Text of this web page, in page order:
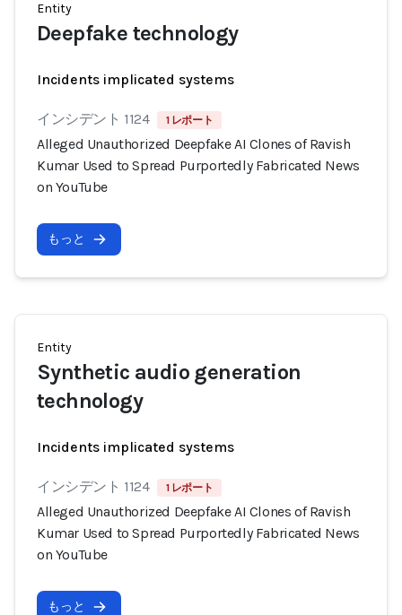
Entity
Deepfake technology
Incidents implicated systems
インシデント 1124 1 レポート
Alleged Unauthorized Deepfake AI Clones of Ravish
Kumar Used to Spread Purportedly Fabricated News
on YouTube
もっと
Entity
Synthetic audio generation
technology
Incidents implicated systems
インシデント 1124 1 レポート
Alleged Unauthorized Deepfake AI Clones of Ravish
Kumar Used to Spread Purportedly Fabricated News
on YouTube
もっと